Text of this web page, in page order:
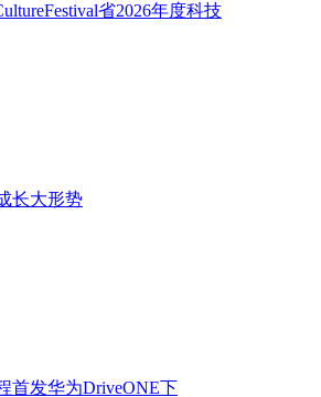
省2026年度科技
长大形势
首发华为DriveONE下